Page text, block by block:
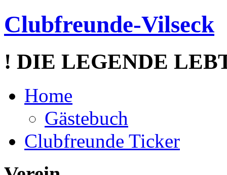
Clubfreunde-Vilseck
! DIE LEGENDE
Home
Gästebuch
Clubfreunde Ticker